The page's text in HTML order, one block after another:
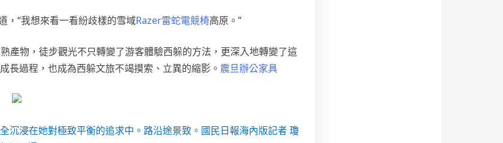
，“我想來看一看紛歧樣的雪域Razer雷蛇電競椅高原。”
產物，徒步觀光不只轉變了游客體驗西躲的方法，更深入地轉變了這
長過程，也成為西躲文旅不竭摸索、立異的縮影。 震旦辦公家具
沉浸在她對極致平衡的追求中。路沿途景致。國民日報海內版記者 瓊